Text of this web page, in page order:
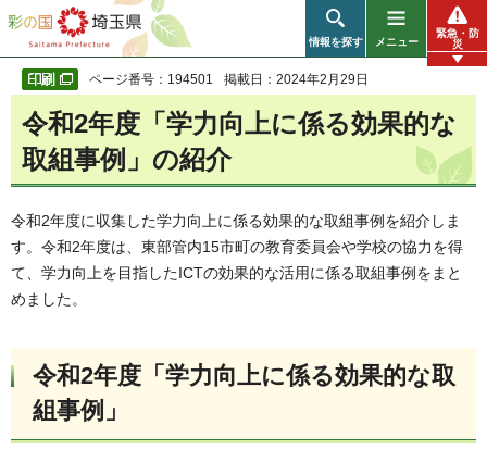
彩の国 埼玉県
情報を探す メニュー
緊急・防
災
ページ番号：194501 掲載日：2024年2月29日
令和2年度「学力向上に係る効果的な
取組事例」の紹介
令和2年度に収集した学力向上に係る効果的な取組事例を紹介しま
す。令和2年度は、東部管内15市町の教育委員会や学校の協力を得
て、学力向上を目指したICTの効果的な活用に係る取組事例をまと
めました。
令和2年度「学力向上に係る効果的な取
組事例」